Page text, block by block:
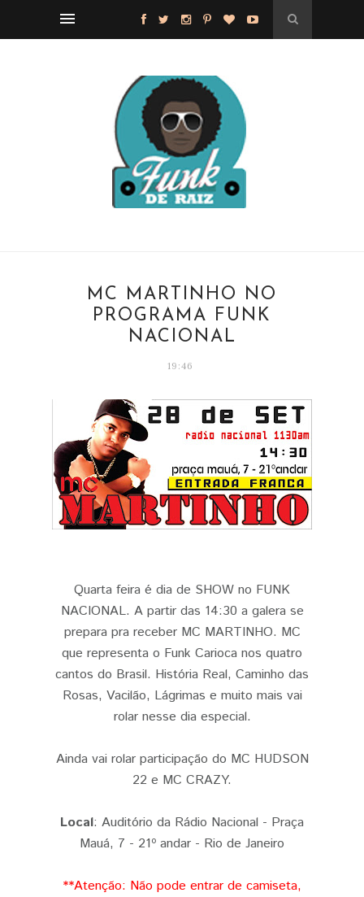
MC MARTINHO NO
PROGRAMA FUNK
NACIONAL
19:46
Quarta feira é dia de SHOW no FUNK
NACIONAL. A partir das 14:30 a galera se
prepara pra receber MC MARTINHO. MC
que representa o Funk Carioca nos quatro
cantos do Brasil. História Real, Caminho das
Rosas, Vacilão, Lágrimas e muito mais vai
rolar nesse dia especial.
Ainda vai rolar participação do MC HUDSON
22 e MC CRAZY.
Local: Auditório da Rádio Nacional - Praça
Mauá, 7 - 21º andar - Rio de Janeiro
**Atenção: Não pode entrar de camiseta,